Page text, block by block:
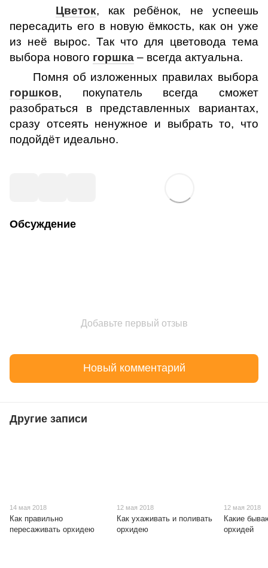
Цветок, как ребёнок, не успеешь
пересадить его в новую ёмкость, как он уже
из неё вырос. Так что для цветовода тема
выбора нового горшка – всегда актуальна.
Помня об изложенных правилах выбора
горшков, покупатель всегда сможет
разобраться в представленных вариантах,
сразу отсеять ненужное и выбрать то, что
подойдёт идеально.
Обсуждение
Добавьте первый отзыв
Новый комментарий
Другие записи
14 мая 2018
Как правильно
пересаживать орхидею
12 мая 2018
Как ухаживать и поливать
орхидею
12 мая 2018
Какие
орхидей